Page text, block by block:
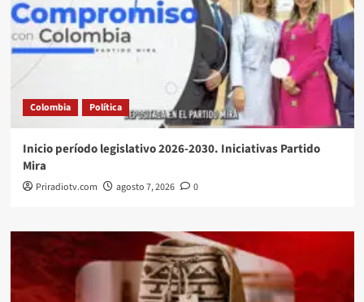
Colombia Política
Inicio período legislativo 2026-2030. Iniciativas Partido
Mira
Priradiotv.com agosto 7, 2026 0